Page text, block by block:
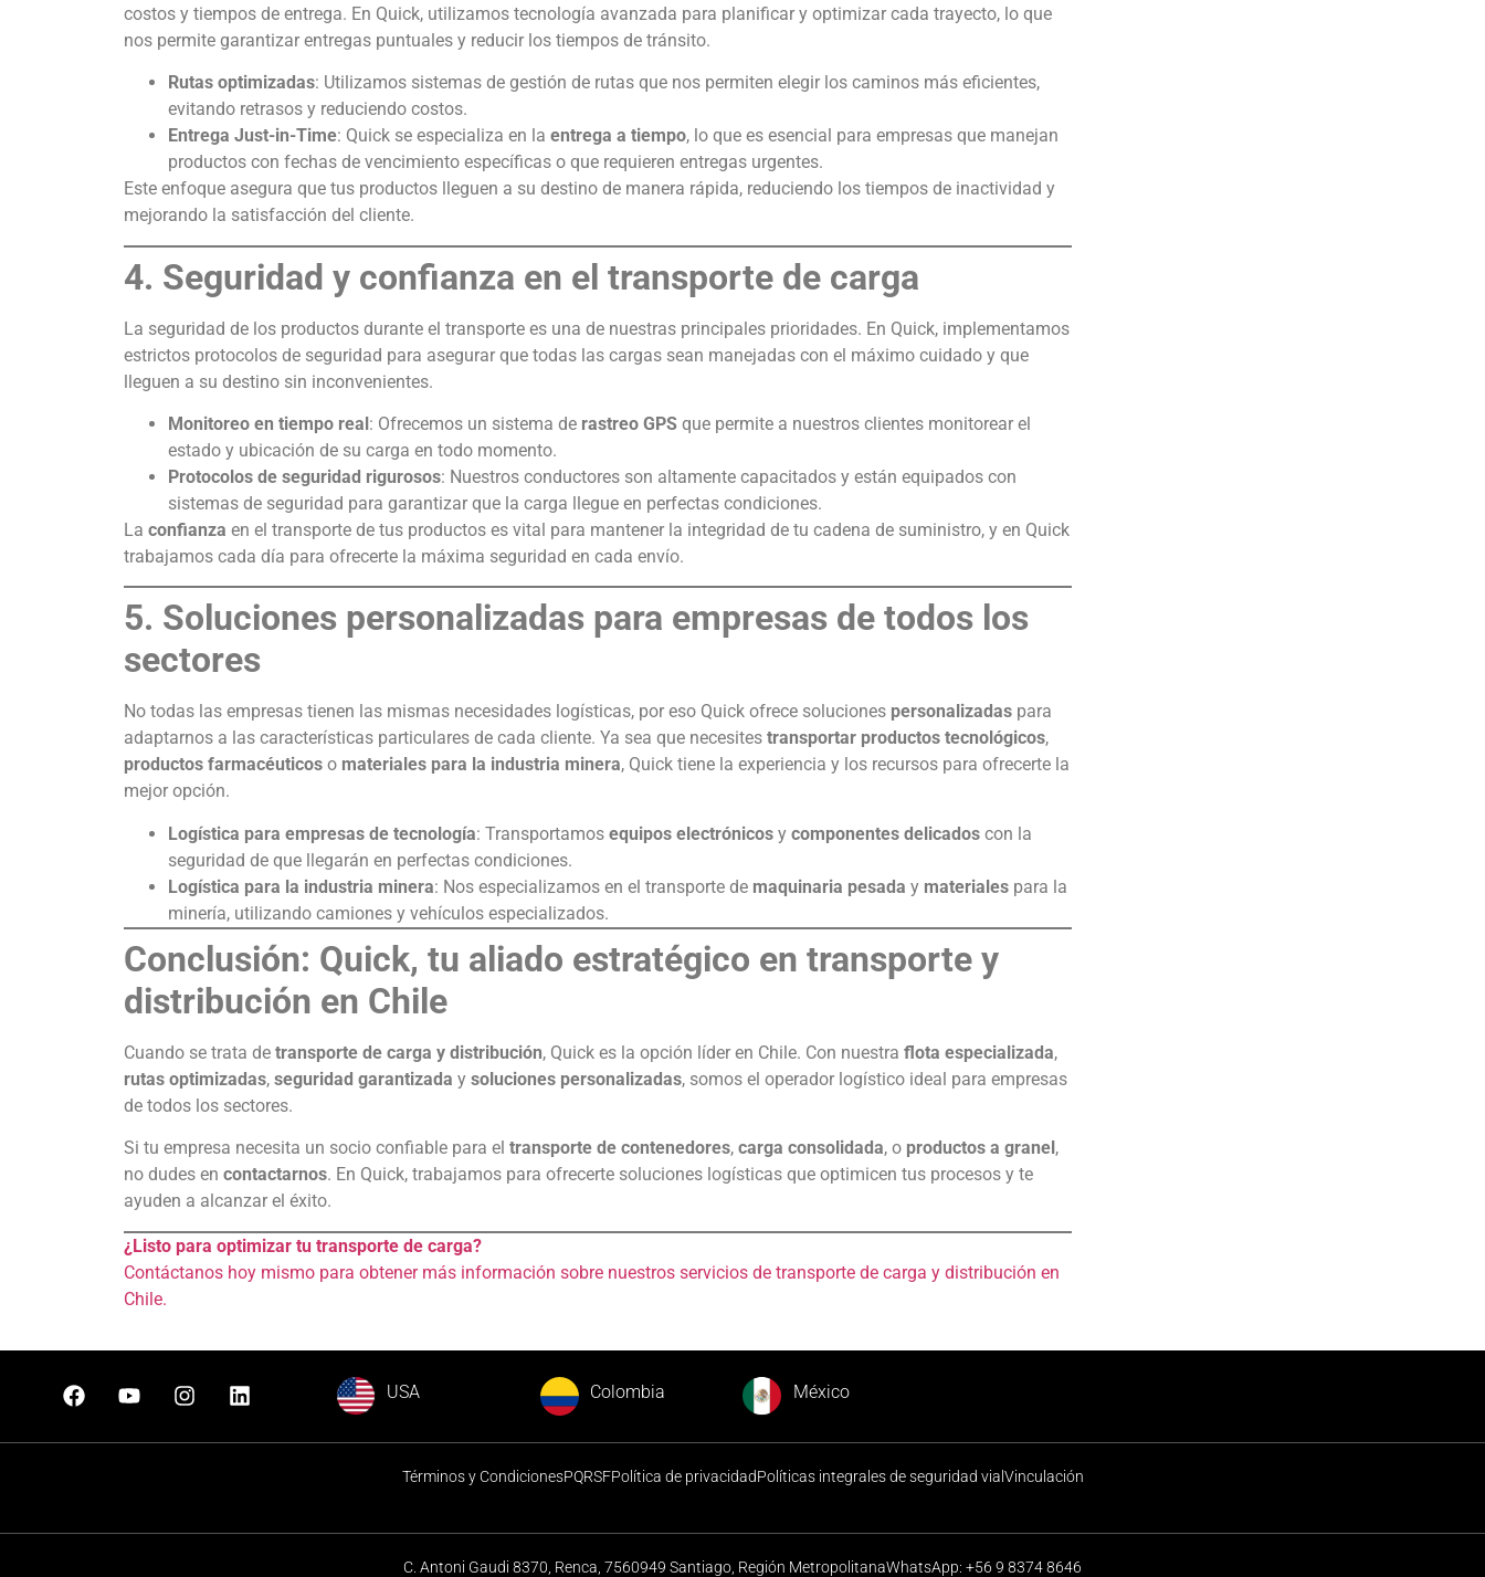
costos y tiempos de entrega. En Quick, utilizamos tecnología avanzada para planificar y optimizar cada trayecto, lo que
nos permite garantizar entregas puntuales y reducir los tiempos de tránsito.
Rutas optimizadas: Utilizamos sistemas de gestión de rutas que nos permiten elegir los caminos más eficientes,
evitando retrasos y reduciendo costos.
Entrega Just-in-Time: Quick se especializa en la entrega a tiempo, lo que es esencial para empresas que manejan
productos con fechas de vencimiento específicas o que requieren entregas urgentes.
Este enfoque asegura que tus productos lleguen a su destino de manera rápida, reduciendo los tiempos de inactividad y
mejorando la satisfacción del cliente.
4. Seguridad y confianza en el transporte de carga
La seguridad de los productos durante el transporte es una de nuestras principales prioridades. En Quick, implementamos
estrictos protocolos de seguridad para asegurar que todas las cargas sean manejadas con el máximo cuidado y que
lleguen a su destino sin inconvenientes.
Monitoreo en tiempo real: Ofrecemos un sistema de rastreo GPS que permite a nuestros clientes monitorear el
estado y ubicación de su carga en todo momento.
Protocolos de seguridad rigurosos: Nuestros conductores son altamente capacitados y están equipados con
sistemas de seguridad para garantizar que la carga llegue en perfectas condiciones.
La confianza en el transporte de tus productos es vital para mantener la integridad de tu cadena de suministro, y en Quick
trabajamos cada día para ofrecerte la máxima seguridad en cada envío.
5. Soluciones personalizadas para empresas de todos los
sectores
No todas las empresas tienen las mismas necesidades logísticas, por eso Quick ofrece soluciones personalizadas para
adaptarnos a las características particulares de cada cliente. Ya sea que necesites transportar productos tecnológicos,
productos farmacéuticos o materiales para la industria minera, Quick tiene la experiencia y los recursos para ofrecerte la
mejor opción.
Logística para empresas de tecnología: Transportamos equipos electrónicos y componentes delicados con la
seguridad de que llegarán en perfectas condiciones.
Logística para la industria minera: Nos especializamos en el transporte de maquinaria pesada y materiales para la
minería, utilizando camiones y vehículos especializados.
Conclusión: Quick, tu aliado estratégico en transporte y
distribución en Chile
Cuando se trata de transporte de carga y distribución, Quick es la opción líder en Chile. Con nuestra flota especializada,
rutas optimizadas, seguridad garantizada y soluciones personalizadas, somos el operador logístico ideal para empresas
de todos los sectores.
Si tu empresa necesita un socio confiable para el transporte de contenedores, carga consolidada, o productos a granel ,
no dudes en contactarnos. En Quick, trabajamos para ofrecerte soluciones logísticas que optimicen tus procesos y te
ayuden a alcanzar el éxito.
¿Listo para optimizar tu transporte de carga?
Contáctanos hoy mismo para obtener más información sobre nuestros servicios de transporte de carga y distribución en
Chile.
USA Colombia México
Términos y CondicionesPQRSFPolítica de privacidadPolíticas integrales de seguridad vial Vinculación
C. Antoni Gaudi 8370, Renca, 7560949 Santiago, Región MetropolitanaWhatsApp: +56 9 8374 8646